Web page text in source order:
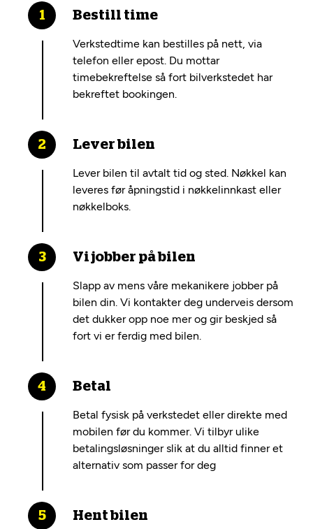
Bestill time
Verkstedtime kan bestilles på nett, via
telefon eller epost. Du mottar
timebekreftelse så fort bilverkstedet har
bekreftet bookingen.
Lever bilen
Lever bilen til avtalt tid og sted. Nøkkel kan
leveres før åpningstid i nøkkelinnkast eller
nøkkelboks.
Vi jobber på bilen
Slapp av mens våre mekanikere jobber på
bilen din. Vi kontakter deg underveis dersom
det dukker opp noe mer og gir beskjed så
fort vi er ferdig med bilen.
Betal
Betal fysisk på verkstedet eller direkte med
mobilen før du kommer. Vi tilbyr ulike
betalingsløsninger slik at du alltid finner et
alternativ som passer for deg
Hent bilen